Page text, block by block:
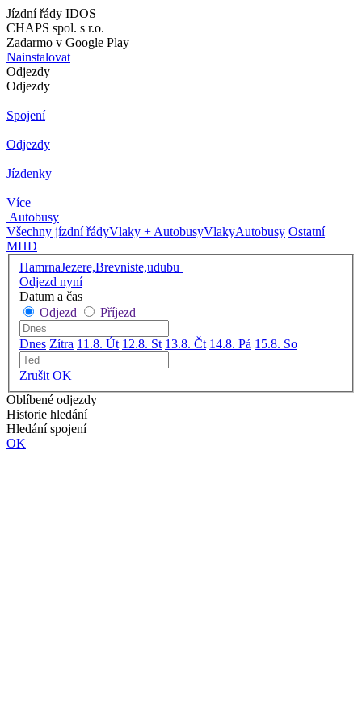
Jízdní řády IDOS
CHAPS spol. s r.o.
Zadarmo v Google Play
Nainstalovat
Odjezdy
Odjezdy
Spojení
Odjezdy
Jízdenky
Více
Autobusy
Všechny jízdní řádyVlaky + AutobusyVlakyAutobusy Ostatní
MHD
HamrnaJezere,Brevniste,udubu
Odjezd nyní
Datum a čas
Odjezd
Příjezd
Dnes Zítra 11.8. Út 12.8. St 13.8. Čt 14.8. Pá 15.8. So
Zrušit OK
Oblíbené odjezdy
Historie hledání
Hledání spojení
OK